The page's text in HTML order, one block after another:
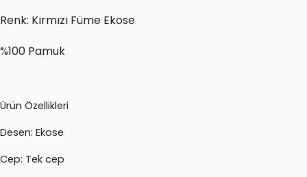
Renk: Kırmızı Füme Ekose
%100 Pamuk
Ürün Özellikleri
Desen: Ekose
Cep: Tek cep